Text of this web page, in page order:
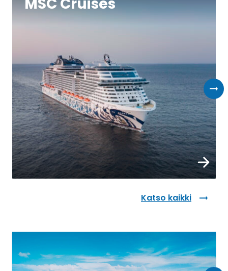
Lue lisää
Katso kaikki